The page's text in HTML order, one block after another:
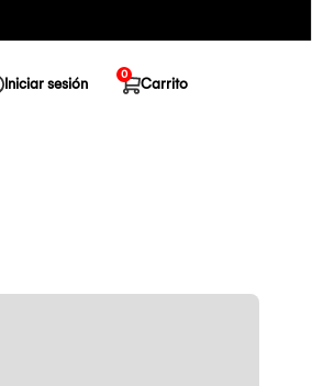
Iniciar sesión Carrito
0